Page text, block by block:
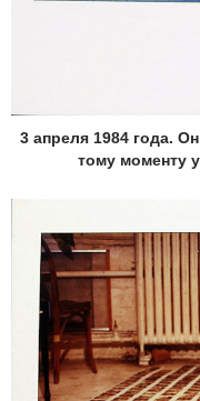
3 апреля 1984 года.
тому моменту